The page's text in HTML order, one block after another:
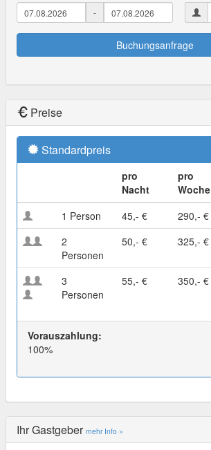
-
Buchungsanfrage
Preise
Standardpreis
pro
Nacht
pro
Woche
1 Person
45,- € 290,- €
2
Personen
50,- € 325,- €
3
Personen
55,- € 350,- €
Vorauszahlung:
100%
Ihr Gastgeber mehr Info »